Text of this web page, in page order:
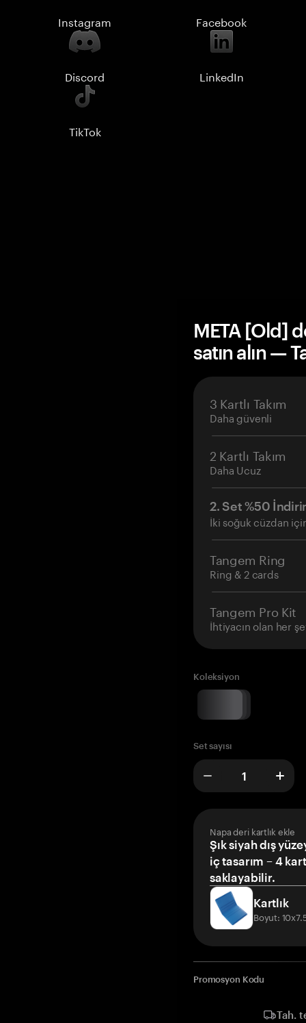
Instagram Facebook
Discord LinkedIn
TikTok
META [Old]
satın alın —
3 Kartlı Takım
Daha güvenli
2 Kartlı Takım
Daha Ucuz
2. Set %50
İki soğuk cüzdan
Tangem Ring
Ring & 2 cards
Tangem Pro Kit
İhtiyacın olan her
Koleksiyon
Set sayısı
Napa deri kartlık ekle
Şık siyah dış
iç tasarım – 4
saklayabilir.
Kartlık
Boyut:
Promosyon Kodu
Tah.